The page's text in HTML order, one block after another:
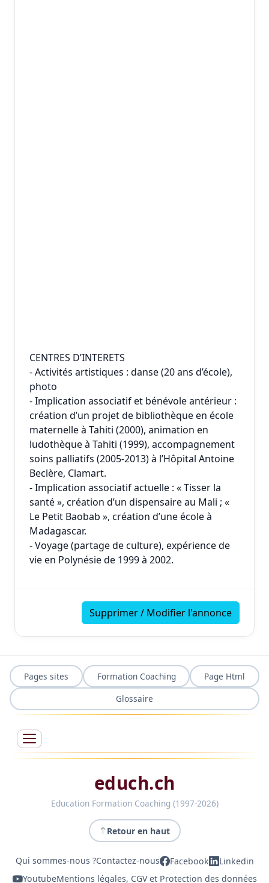
CENTRES D’INTERETS
- Activités artistiques : danse (20 ans d’école),
photo
- Implication associatif et bénévole antérieur :
création d’un projet de bibliothèque en école
maternelle à Tahiti (2000), animation en
ludothèque à Tahiti (1999), accompagnement
soins palliatifs (2005-2013) à l’Hôpital Antoine
Beclère, Clamart.
- Implication associatif actuelle : « Tisser la
santé », création d’un dispensaire au Mali ; «
Le Petit Baobab », création d’une école à
Madagascar.
- Voyage (partage de culture), expérience de
vie en Polynésie de 1999 à 2002.
Supprimer / Modifier l'annonce
Pages sites Formation Coaching
Page Html
Glossaire
educh.ch
Education Formation Coaching (1997-2026)
Retour en haut
Qui sommes-nous ?Contactez-nous Facebook
Linkedin
YoutubeMentions légales, CGV et Protection des données